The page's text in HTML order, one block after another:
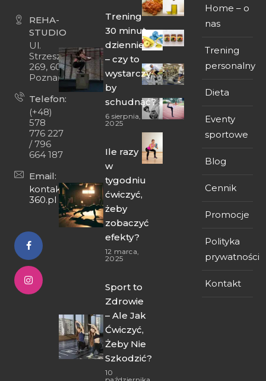
REHA-
STUDIO
Ul.
Strzeszyńska
269, 60-474
Poznań
Telefon:
(+48)
578
776 227
/ 796
664 187
Email:
kontakt@fit-
360.pl
Trening
30 minut
dziennie
– czy to
wystarczy,
by
schudnąć?
6 sierpnia,
2025
Ile razy
w
tygodniu
ćwiczyć,
żeby
zobaczyć
efekty?
12 marca,
2025
Sport to
Zdrowie
– Ale Jak
Ćwiczyć,
Żeby Nie
Szkodzić?
10
Home – o
nas
Trening
personalny
Dieta
Eventy
sportowe
Blog
Cennik
Promocje
Polityka
prywatności
Kontakt